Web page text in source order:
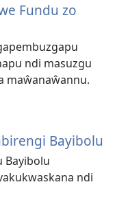
Fundu zo
ndi masuzgu
maŵanaŵannu.
Bayibolu
Bayibolu
ndi